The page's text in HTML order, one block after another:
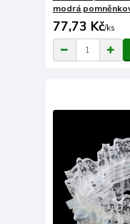
modrá
77,73 Kč/ks